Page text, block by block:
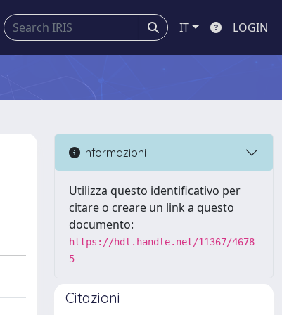
IT LOGIN
Informazioni
Utilizza questo identificativo per
citare o creare un link a questo
documento:
https://hdl.handle.net/11367/4678
5
Citazioni